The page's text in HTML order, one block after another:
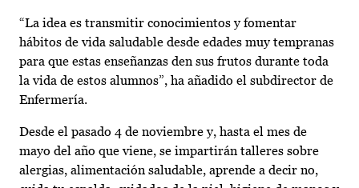
“La idea es transmitir conocimientos y fomentar
hábitos de vida saludable desde edades muy tempranas
para que estas enseñanzas den sus frutos durante toda
la vida de estos alumnos”, ha añadido el subdirector de
Enfermería.
Desde el pasado 4 de noviembre y, hasta el mes de
mayo del año que viene, se impartirán talleres sobre
alergias, alimentación saludable, aprende a decir no,